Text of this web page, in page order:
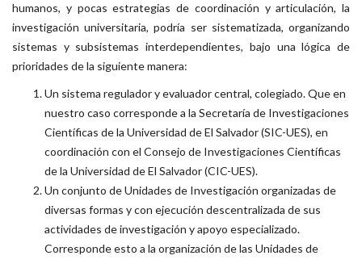
humanos, y pocas estrategias de coordinación y articulación, la
investigación universitaria, podría ser sistematizada, organizando
sistemas y subsistemas interdependientes, bajo una lógica de
prioridades de la siguiente manera:
Un sistema regulador y evaluador central, colegiado. Que en
nuestro caso corresponde a la Secretaría de Investigaciones
Científicas de la Universidad de El Salvador (SIC-UES), en
coordinación con el Consejo de Investigaciones Científicas
de la Universidad de El Salvador (CIC-UES).
Un conjunto de Unidades de Investigación organizadas de
diversas formas y con ejecución descentralizada de sus
actividades de investigación y apoyo especializado.
Corresponde esto a la organización de las Unidades de